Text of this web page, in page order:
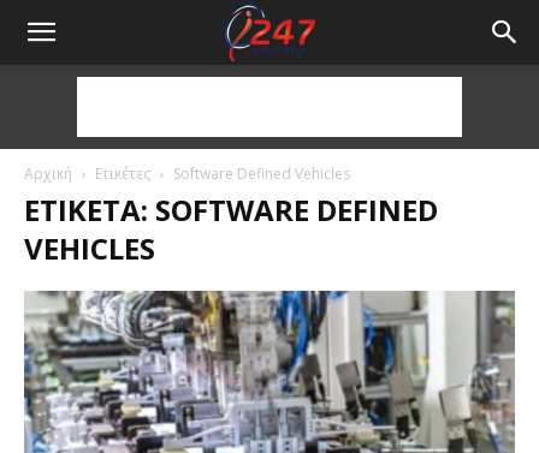
Αρχική Ετικέτες Software Defined Vehicles
ΕΤΙΚΈΤΑ: SOFTWARE DEFINED
VEHICLES